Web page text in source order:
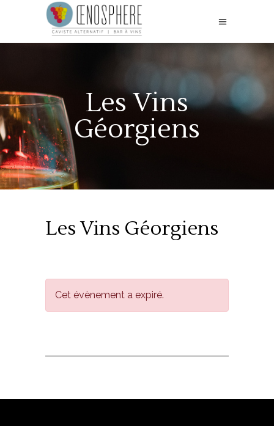
Les Vins
Géorgiens
Les Vins Géorgiens
Cet évènement a expiré.